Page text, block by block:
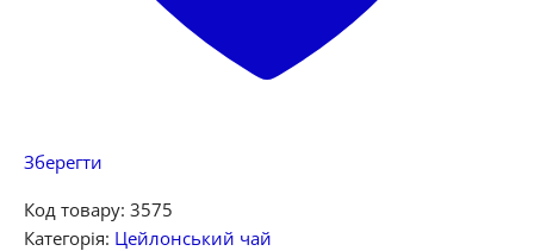
Зберегти
Код товару: 3575
Категорія: Цейлонський чай